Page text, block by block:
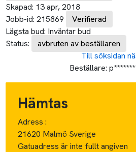
Skapad: 13 apr, 2018
Jobb-id: 215869
Verifierad
Lägsta bud: Inväntar bud
Status:
avbruten av beställaren
Till söksidan
Beställare:
Hämtas
Adress :
21620 Malmö Sverige
Gatuadress är inte fullt angiven